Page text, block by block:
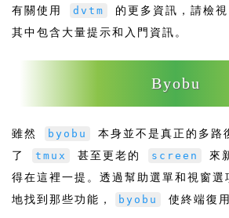
有關使用 dvtm 的更多資訊，請檢視
其中包含大量提示和入門資訊。
Byobu
雖然 byobu
本身並不是真正的多
了
tmux 甚至更老的 screen
來
得在這裡一提。透過幫助選單和視窗選
地找到那些功能，
byobu 使終端復